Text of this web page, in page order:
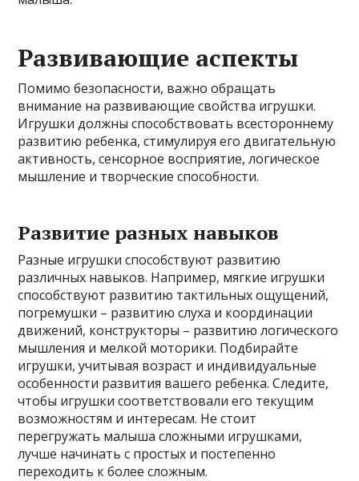
Развивающие аспекты
Помимо безопасности, важно обращать
внимание на развивающие свойства игрушки.
Игрушки должны способствовать всестороннему
развитию ребенка, стимулируя его двигательную
активность, сенсорное восприятие, логическое
мышление и творческие способности.
Развитие разных навыков
Разные игрушки способствуют развитию
различных навыков. Например, мягкие игрушки
способствуют развитию тактильных ощущений,
погремушки – развитию слуха и координации
движений, конструкторы – развитию логического
мышления и мелкой моторики. Подбирайте
игрушки, учитывая возраст и индивидуальные
особенности развития вашего ребенка. Следите,
чтобы игрушки соответствовали его текущим
возможностям и интересам. Не стоит
перегружать малыша сложными игрушками,
лучше начинать с простых и постепенно
переходить к более сложным.